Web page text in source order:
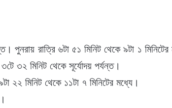
পুনরায় রাত্রি ৬টা ৫১ মিনিট থেকে ৯টা ১
৩২ মিনিট থেকে সূর্যোদয় পর্যন্ত।
২২ মিনিট থেকে ১১টা ৭ মিনিটের মধ্যে।